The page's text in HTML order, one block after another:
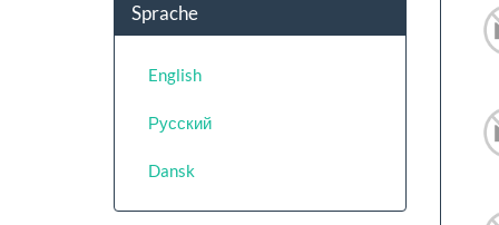
Sprache
English
Русский
Dansk